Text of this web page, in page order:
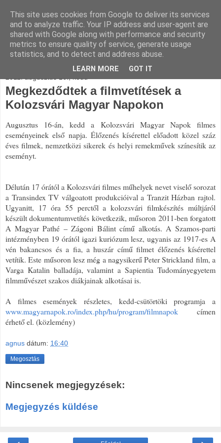
Megkezdődtek a filmvetítések a
Kolozsvári Magyar Napokon
Augusztus 16-án, kedd a Kolozsvári Magyar Napok filmes
eseményeinek első napja. Élőzenés kísérettel előadott közel száz
éves filmek, nemzetközi sikerek és helyi remekművek színesítik az
eseményt.
Délután 17 órától a Kolozsvári filmes műhelyek nevet viselő sorozat
a Transindex TV válgoatott produkcióival a Tranzit Házban rajtol.
Ugyanitt, 17 óra 55 perctől a kolozsvári filmkészítés múltjáról
készült dokumentumvetítés következik, műsoron 2011-ben forgatott
A Magyar Pathé – Zágoni Bálint című alkotás. A Szamos-parti
intézményben 19 órától igazi kuriózum lesz, ugyanis az 1917-es A
vén bakancsos és a fia, a huszár című filmet élőzenés kísérettel
vetítik. Este műsoron lesz még a nagysikerű Peter Strickland film, a
Varga Katalin balladája, valamint a Sapientia Tudományegyetem
filmművészet szakos diákjainak alkotásai is.
A filmes események részletes, kedd-csütörtöki programja a
www.magyarnapok.ro/index.php/hu/program/filmnapok címen
érhető el. (közlemény)
agnus dátum: 16:40
Megosztás
Nincsenek megjegyzések:
Megjegyzés küldése
This site uses cookies from Google to deliver its services
and to analyze traffic. Your IP address and user-agent are
shared with Google along with performance and security
metrics to ensure quality of service, generate usage
statistics, and to detect and address abuse.
LEARN MORE GOT IT